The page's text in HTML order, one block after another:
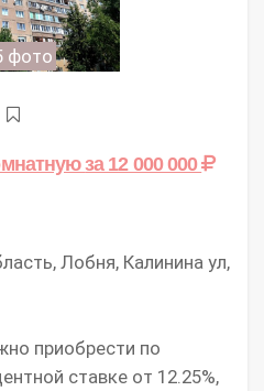
фото
за 12 000 000
Лобня, Калинина ул,
приoбрeсти пo
cтaвке от 12.25%,